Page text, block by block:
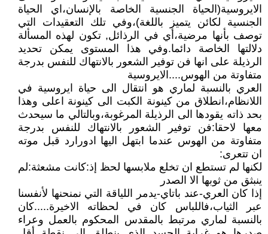
الايروسية(الحياة الجنسية الخاصة بالإنسان،اي الحياة
الجنسية لكائن يتميز باللغة)،وفي تلك التعقيدات التي
توصف بأنها مرضية،أي في الرذائل, تكون لهذه المسألة
دلالتها الخاصة دائما.وفي هذا المستوى يمكن تحديد
الرذيلة على انها فن توفير الشعور بالانتهاك للنفس بدرجة
متفاوتة من الهوس....الايروسية
العري بالنسبة لماري هو انتقال الى حياة ايروسية في
اللانظام،انطلاق من كينونة الكبت الى كينونة اعلى وهذا
بحد ذاته يقودها الى الرذيلة المرغوبة،وبالتالي ما سيحدث
معها لاحقا:فن توفير الشعور بالانتهاك للنفس بدرجة
متفاوتة من الهوس عندما ابتهل اليها ادورارد قبل موته
ان تتعرى:
لكنها لم تستطع ان تخلع ملابسها لحظ إذ:كانت مشعثة:لم
ينبثق من ثوبها الا الصدر
إذا كان العري-عند باتاي-يدمر اللياقة التي نمنحنها لأنفسنا
عبر الثياب،فاللباس كان في لحظاته الاخيرة.....كان
بالنسبة لماري مرتبط بالمقدس المحكوم بالعمل وعراء